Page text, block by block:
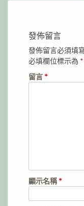
發佈留言
發佈留言必須填
必填欄位標示為 *
留言 *
顯示名稱*